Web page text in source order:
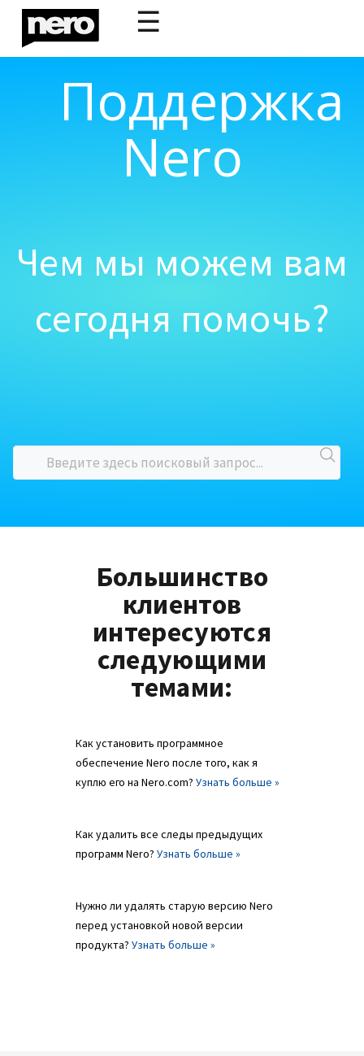
☰
Поддержка
Nero
Чем мы можем вам
сегодня помочь?
Большинство
клиентов
интересуются
следующими
темами:
Как установить программное
обеспечение Nero после того, как я
куплю его на Nero.com? Узнать больше »
Как удалить все следы предыдущих
программ Nero? Узнать больше »
Нужно ли удалять старую версию Nero
перед установкой новой версии
продукта? Узнать больше »